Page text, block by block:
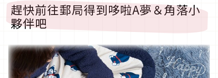
趕快前往郵局得到哆啦A夢＆角落小
夥伴吧